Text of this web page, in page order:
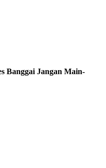
Banggai Jangan Main-